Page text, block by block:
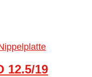
12.5/19